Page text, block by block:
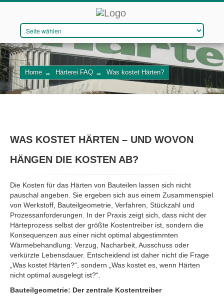
DAS UNTERNEHMEN VERFAHREN
Home → Härterei FAQ → Was kostet Härten?
WAS KOSTET HÄRTEN – UND WOVON
HÄNGEN DIE KOSTEN AB?
Die Kosten für das Härten von Bauteilen lassen sich nicht
pauschal angeben. Sie ergeben sich aus einem Zusammenspiel
von Werkstoff, Bauteilgeometrie, Verfahren, Stückzahl und
Prozessanforderungen. In der Praxis zeigt sich, dass nicht der
Härteprozess selbst der größte Kostentreiber ist, sondern die
Konsequenzen aus einer nicht optimal abgestimmten
Wärmebehandlung: Verzug, Nacharbeit, Ausschuss oder
verkürzte Lebensdauer. Entscheidend ist daher nicht die Frage
„Was kostet Härten?“, sondern „Was kostet es, wenn Härten
nicht optimal ausgelegt ist?“.
Bauteilgeometrie: Der zentrale Kostentreiber